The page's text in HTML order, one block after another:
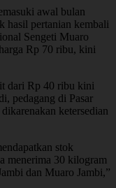
awal bulan
hasil pertanian kembali
Sengeti Muaro
Rp 70 ribu, kini
dari Rp 40 ribu kini
pedagang di Pasar
ketersedian
stok
menerima 30 kilogram
dan Muaro Jambi,”